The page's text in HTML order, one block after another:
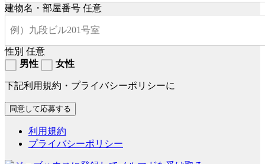
建物名・部屋番号 任意
性別 任意
男性
女性
下記利用規約・プライバシーポリシーに
利用規約
プライバシーポリシー